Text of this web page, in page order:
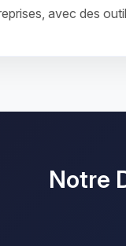
avec des
Notre